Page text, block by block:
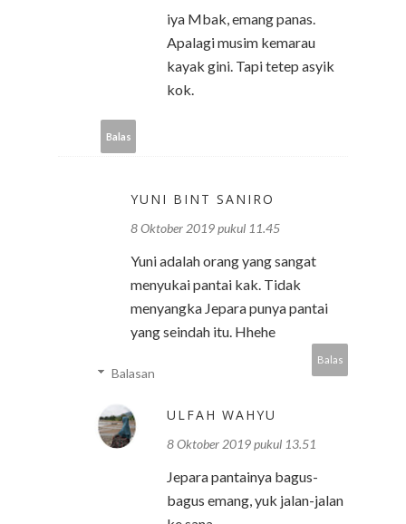
iya Mbak, emang panas.
Apalagi musim kemarau
kayak gini. Tapi tetep asyik
kok.
Balas
YUNI BINT SANIRO
8 Oktober 2019 pukul 11.45
Yuni adalah orang yang sangat
menyukai pantai kak. Tidak
menyangka Jepara punya pantai
yang seindah itu. Hhehe
Balas
Balasan
ULFAH WAHYU
8 Oktober 2019 pukul 13.51
Jepara pantainya bagus-
bagus emang, yuk jalan-jalan